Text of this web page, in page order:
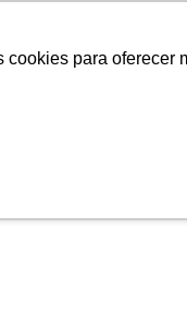
cookies para oferecer